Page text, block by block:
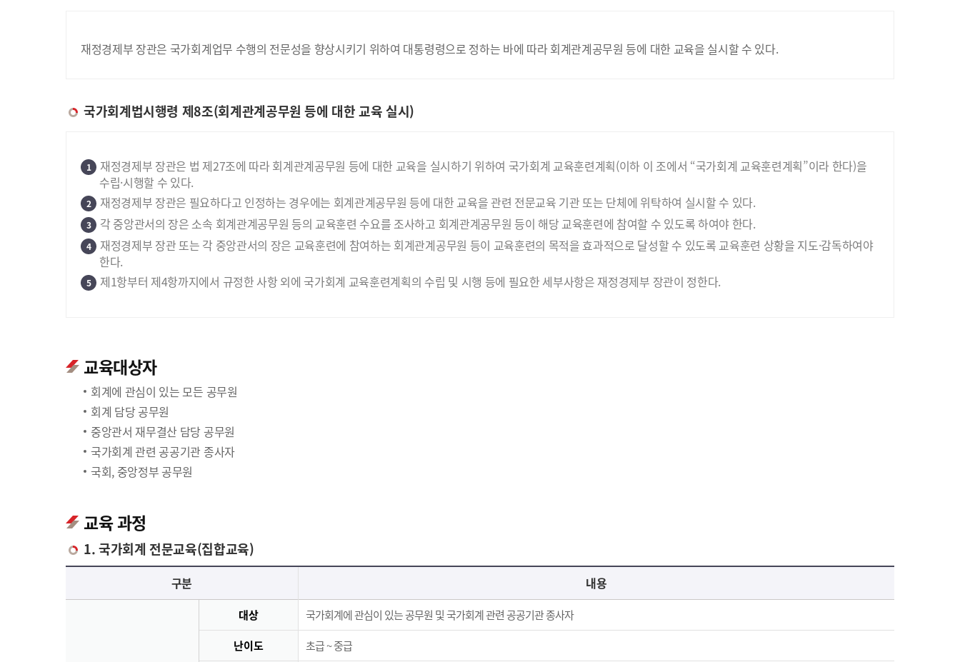
재정경제부 장관은 국가회계업무 수행의 전문성을 향상시키기 위하여 대통령령으로 정하는 바에 따라 회계관계공무원 등에 대한 교육을 실시할 수 있다.
국가회계법시행령 제8조(회계관계공무원 등에 대한 교육 실시)
1
재정경제부 장관은 법 제27조에 따라 회계관계공무원 등에 대한 교육을 실시하기 위하여 국가회계 교육훈련계획(이하 이 조에서 “국가회계 교육훈련계획”이라 한다)을
수립·시행할 수 있다.
2 재정경제부 장관은 필요하다고 인정하는 경우에는 회계관계공무원 등에 대한 교육을 관련 전문교육 기관 또는 단체에 위탁하여 실시할 수 있다.
3 각 중앙관서의 장은 소속 회계관계공무원 등의 교육훈련 수요를 조사하고 회계관계공무원 등이 해당 교육훈련에 참여할 수 있도록 하여야 한다.
4
재정경제부 장관 또는 각 중앙관서의 장은 교육훈련에 참여하는 회계관계공무원 등이 교육훈련의 목적을 효과적으로 달성할 수 있도록 교육훈련 상황을 지도·감독하여야
한다.
5 제1항부터 제4항까지에서 규정한 사항 외에 국가회계 교육훈련계획의 수립 및 시행 등에 필요한 세부사항은 재정경제부 장관이 정한다.
교육대상자
회계에 관심이 있는 모든 공무원
회계 담당 공무원
중앙관서 재무결산 담당 공무원
국가회계 관련 공공기관 종사자
국회, 중앙정부 공무원
교육 과정
1. 국가회계 전문교육(집합교육)
국가회계 전문교육(집합교육)에 대한 안내 표로 국가회계이론, 국가회계실무, 재무결산실무로 구분되며 이에 해당하는 내용으로 구성되어 있습니다.
구분 내용
대상 국가회계에 관심이 있는 공무원 및 국가회계 관련 공공기관 종사자
난이도 초급 ~ 중급